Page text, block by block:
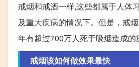
戒烟和戒酒一样,这些都属于人体
及重大疾病的情况下。但是，戒
年有超过700万人死于吸烟造成的
戒烟该如何做效果最快